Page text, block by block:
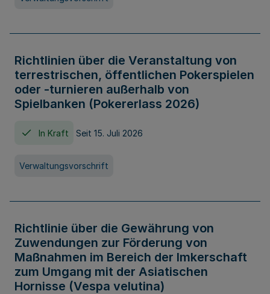
Richtlinien über die Veranstaltung von
terrestrischen, öffentlichen Pokerspielen
oder -turnieren außerhalb von
Spielbanken (Pokererlass 2026)
In Kraft Seit 15. Juli 2026
Verwaltungsvorschrift
Richtlinie über die Gewährung von
Zuwendungen zur Förderung von
Maßnahmen im Bereich der Imkerschaft
zum Umgang mit der Asiatischen
Hornisse (Vespa velutina)